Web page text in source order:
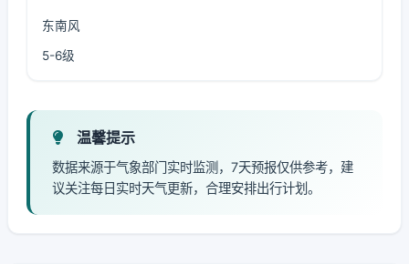
东南风
5-6级
温馨提示
数据来源于气象部门实时监测，7天预报仅供参考，建
议关注每日实时天气更新，合理安排出行计划。